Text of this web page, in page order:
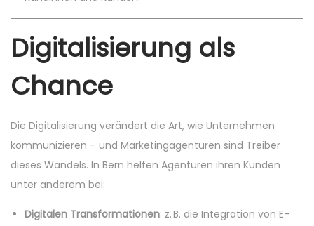
Digitalisierung als
Chance
Die Digitalisierung verändert die Art, wie Unternehmen
kommunizieren – und Marketingagenturen sind Treiber
dieses Wandels. In Bern helfen Agenturen ihren Kunden
unter anderem bei:
Digitalen Transformationen: z. B. die Integration von E-